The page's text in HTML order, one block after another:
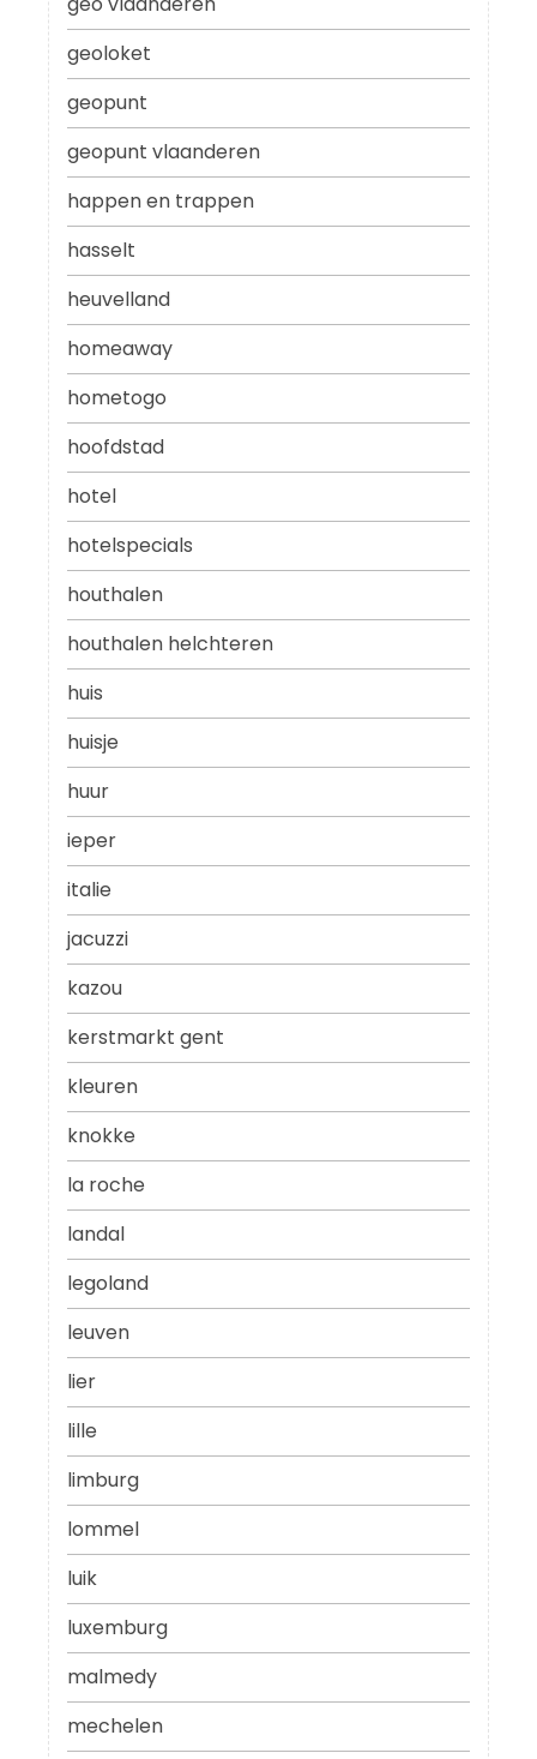
geoloket
geopunt
geopunt vlaanderen
happen en trappen
hasselt
heuvelland
homeaway
hometogo
hoofdstad
hotel
hotelspecials
houthalen
houthalen helchteren
huis
huisje
huur
ieper
italie
jacuzzi
kazou
kerstmarkt gent
kleuren
knokke
la roche
landal
legoland
leuven
lier
lille
limburg
lommel
luik
luxemburg
malmedy
mechelen